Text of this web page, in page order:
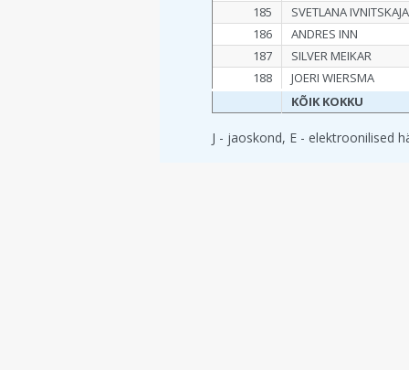
185
SVETLANA IVNITSKAJA
186
ANDRES INN
187
SILVER MEIKAR
188
JOERI WIERSMA
KÕIK KOKKU
J - jaoskond, E - elektroonilised